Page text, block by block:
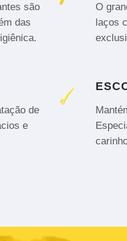
são
das
O
laços
de
e